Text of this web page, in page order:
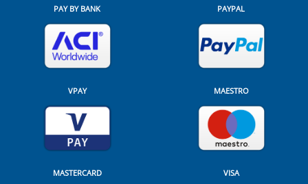
PAY BY BANK PAYPAL
VPAY MAESTRO
MASTERCARD VISA